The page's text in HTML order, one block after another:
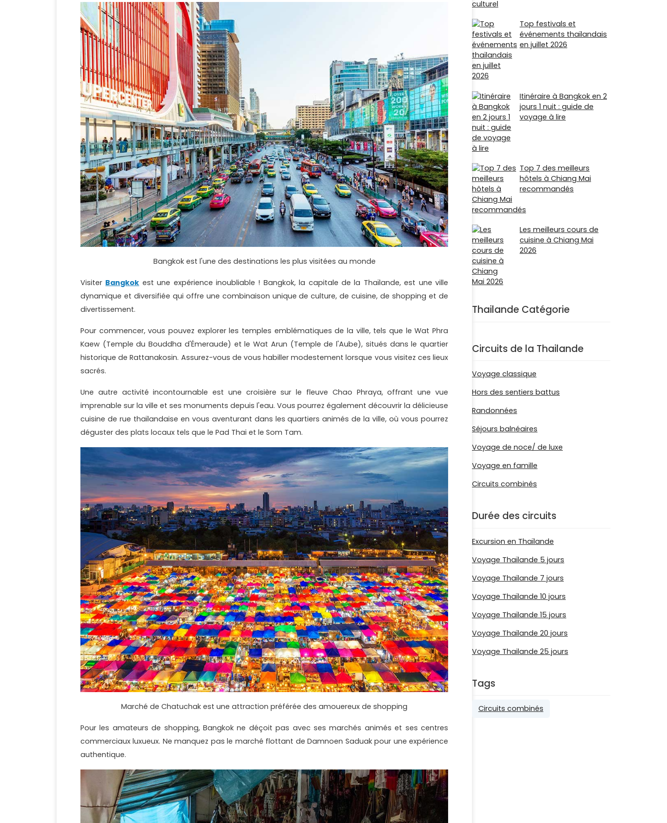
Bangkok est l'une des destinations les plus visitées au monde
Visiter Bangkok est une expérience inoubliable ! Bangkok, la capitale de la Thaïlande, est une ville
dynamique et diversifiée qui offre une combinaison unique de culture, de cuisine, de shopping et de
divertissement.
Pour commencer, vous pouvez explorer les temples emblématiques de la ville, tels que le Wat Phra
Kaew (Temple du Bouddha d'Émeraude) et le Wat Arun (Temple de l'Aube), situés dans le quartier
historique de Rattanakosin. Assurez-vous de vous habiller modestement lorsque vous visitez ces lieux
sacrés.
Une autre activité incontournable est une croisière sur le fleuve Chao Phraya, offrant une vue
imprenable sur la ville et ses monuments depuis l'eau. Vous pourrez également découvrir la délicieuse
cuisine de rue thaïlandaise en vous aventurant dans les quartiers animés de la ville, où vous pourrez
déguster des plats locaux tels que le Pad Thai et le Som Tam.
Marché de Chatuchak est une attraction préférée des amouereux de shopping
Pour les amateurs de shopping, Bangkok ne déçoit pas avec ses marchés animés et ses centres
commerciaux luxueux. Ne manquez pas le marché flottant de Damnoen Saduak pour une expérience
authentique.
Top festivals et
événements thaïlandais
en juillet 2026
Itinéraire à Bangkok en 2
jours 1 nuit : guide de
voyage à lire
Top 7 des meilleurs
hôtels à Chiang Mai
recommandés
Les meilleurs cours de
cuisine à Chiang Mai
2026
Thailande Catégorie
Circuits de la Thailande
Voyage classique
Hors des sentiers battus
Randonnées
Séjours balnéaires
Voyage de noce/ de luxe
Voyage en famille
Circuits combinés
Durée des circuits
Excursion en Thaïlande
Voyage Thaïlande 5 jours
Voyage Thaïlande 7 jours
Voyage Thaïlande 10 jours
Voyage Thaïlande 15 jours
Voyage Thaïlande 20 jours
Voyage Thailande 25 jours
Tags
Circuits combinés